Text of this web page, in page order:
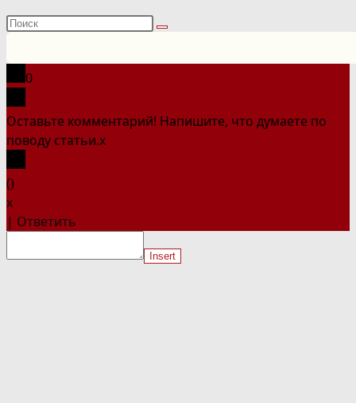
Поиск
сайте
0
Оставьте комментарий! Напишите, что думаете по
поводу статьи.x
()
x
| Ответить
Insert